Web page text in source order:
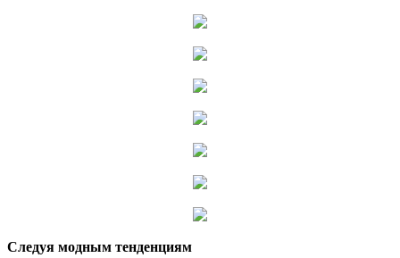
Следуя модным тенденциям